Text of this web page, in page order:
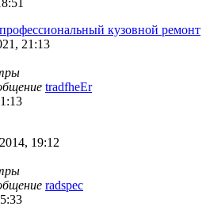
кузовной ремонт
21:13
tradfheEr
19:12
radspec